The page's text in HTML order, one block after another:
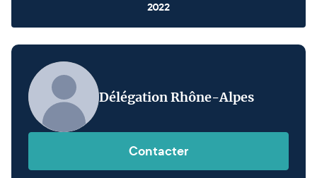
2022
Délégation Rhône-Alpes
Contacter